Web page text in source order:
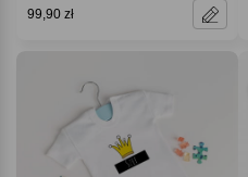
99,90 zł